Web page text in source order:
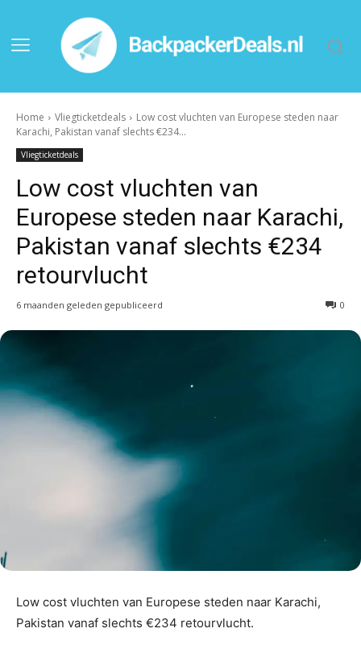
Home Vliegticketdeals
Low cost vluchten van Europese steden naar
Karachi, Pakistan vanaf slechts €234...
Vliegticketdeals
Low cost vluchten van
Europese steden naar Karachi,
Pakistan vanaf slechts €234
retourvlucht
6 maanden geleden gepubliceerd 0
Low cost vluchten van Europese steden naar Karachi,
Pakistan vanaf slechts €234 retourvlucht.